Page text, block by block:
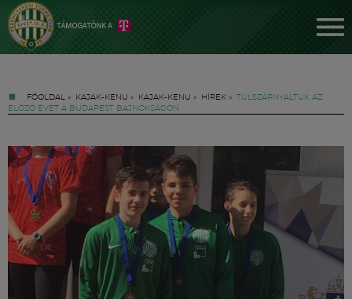
FŐOLDAL » KAJAK-KENU » KAJAK-KENU » HÍREK » TÚLSZÁRNYALTUK AZ
ELŐZŐ ÉVET A BUDAPEST BAJNOKSÁGON
Jegyek
FM YouTube +